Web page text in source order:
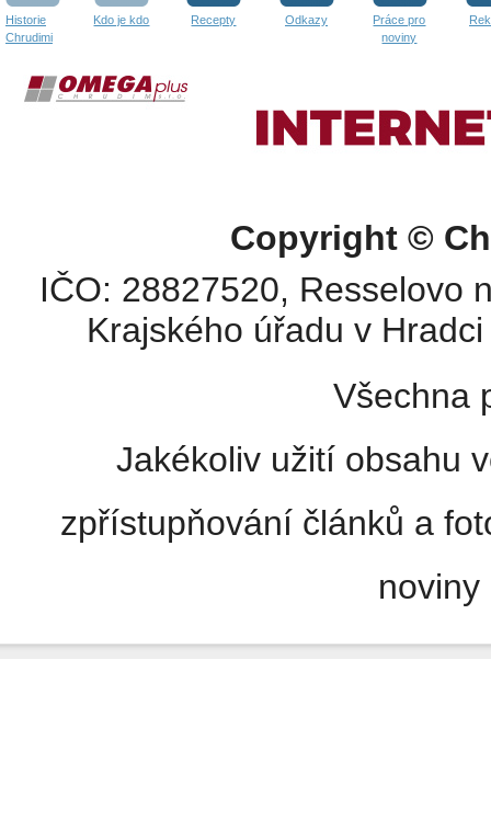
Historie
Chrudimi
Kdo je kdo Recepty Odkazy
Práce pro
noviny
Copyright ©
IČO: 28827520, Resselovo
Krajského úřadu v
Všechna
Jakékoliv užití obsahu
zpřístupňování článků a